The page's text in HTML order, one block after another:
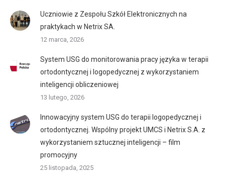
Uczniowie z Zespołu Szkół Elektronicznych na
praktykach w Netrix SA.
12 marca, 2026
System USG do monitorowania pracy języka w terapii
ortodontycznej i logopedycznej z wykorzystaniem
inteligencji obliczeniowej
13 lutego, 2026
Innowacyjny system USG do terapii logopedycznej i
ortodontycznej. Wspólny projekt UMCS i Netrix S.A. z
wykorzystaniem sztucznej inteligencji – film
promocyjny
25 listopada, 2025